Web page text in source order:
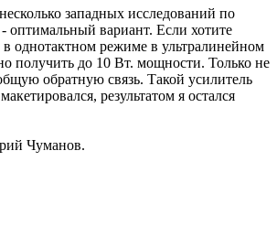
западных исследований по
оптимальный вариант. Если хотите
в однотактном режиме в ультралинейном
получить до 10 Вт. мощности. Только не
обратную связь. Такой усилитель
результатом я остался
Чуманов.